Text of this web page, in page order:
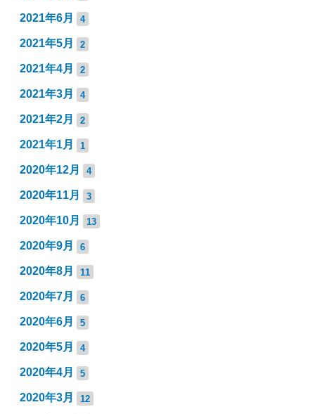
2021年6月 4
2021年5月 2
2021年4月 2
2021年3月 4
2021年2月 2
2021年1月 1
2020年12月 4
2020年11月 3
2020年10月 13
2020年9月 6
2020年8月 11
2020年7月 6
2020年6月 5
2020年5月 4
2020年4月 5
2020年3月 12